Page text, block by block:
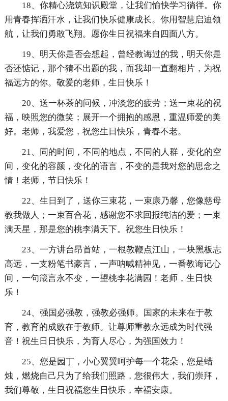
18、你精心浇筑知识殿堂，让我们愉快学习徜徉。你
用青春挥洒汗水，让我们快乐健康成长。你用智慧启迪领
航，让我们勇敢飞翔。愿你生日祝福来自四面八方。
19、明天你是否会想起，曾经教诲过的我，明天你是
否还惦记，那个猜不出题的我，而我却一直翻相片，为祝
福远方的你。敬爱的老师，生日快乐！
20、送一杯茶的问候，冲淡您的疲劳；送一束花的祝
福，映照您的微笑；展开一个拥抱的感恩，重温师爱的美
好。老师，我爱您，祝您生日快乐，青春不老。
21、同的时间，不同的地点，不同的人群，变化的空
间，变化的容颜，变化的语言，不变的是我对您的思念之
情！老师，节日快乐！
22、生日到了，送你三束花，一束康乃馨，您像慈母
教我做人；一束百合花，感谢您不求回报纯洁的爱；一束
满天星，那是您的桃李满天下。祝您生日快乐！
23、一方讲台昂首站，一根教鞭点江山，一块黑板志
高远，一支粉笔书豪言，一声呐喊精神见，一番教诲记心
间，一句箴言永不变，一望桃李花满园！老师，生日快
乐！
24、强国必强教，强教必强师。国家的未来在于教
育，教育的成败在于教师。让尊师重教永远成为时代强
音！祝生日日快乐，为育人尽心，为强国效力！
25、您是园丁，小心翼翼呵护每一个花朵，您是蜡
烛，燃烧自己只为了给我们照路，您很伟大，我们崇拜，
我们尊敬，生日祝福您生日快乐，幸福安康。